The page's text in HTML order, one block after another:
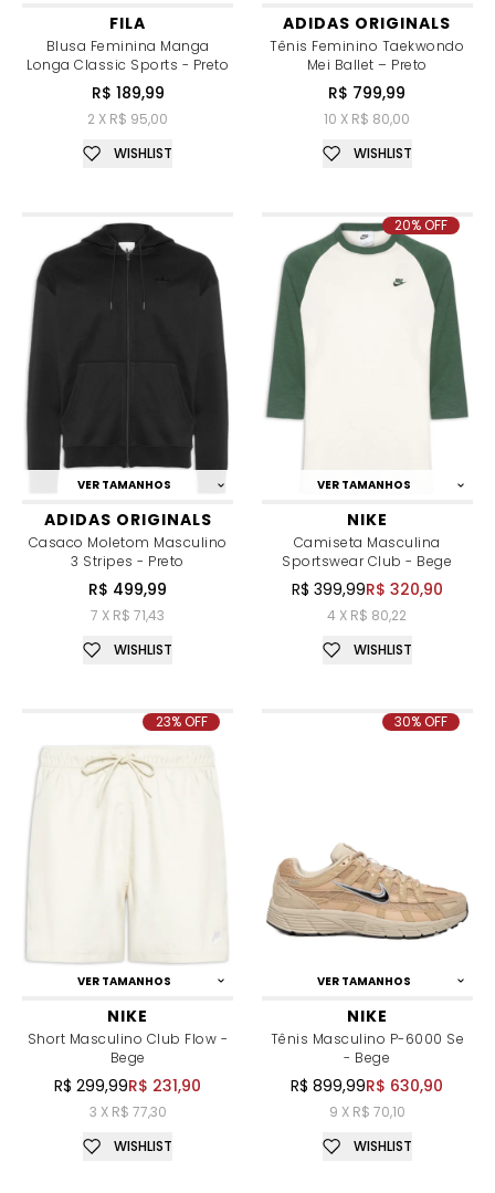
FILA
Blusa Feminina Manga
Longa Classic Sports - Preto
R$ 189,99
2 X R$ 95,00
WISHLIST
ADIDAS ORIGINALS
Tênis Feminino Taekwondo
Mei Ballet – Preto
R$ 799,99
10 X R$ 80,00
WISHLIST
VER TAMANHOS
ADIDAS ORIGINALS
Casaco Moletom Masculino
3 Stripes - Preto
R$ 499,99
7 X R$ 71,43
WISHLIST
VER TAMANHOS
NIKE
Camiseta Masculina
Sportswear Club - Bege
R$ 399,99R$ 320,90
4 X R$ 80,22
20% OFF
WISHLIST
VER TAMANHOS
NIKE
Short Masculino Club Flow -
Bege
R$ 299,99R$ 231,90
3 X R$ 77,30
23% OFF
WISHLIST
VER TAMANHOS
NIKE
Tênis Masculino P-6000 Se
- Bege
R$ 899,99R$ 630,90
9 X R$ 70,10
30% OFF
WISHLIST